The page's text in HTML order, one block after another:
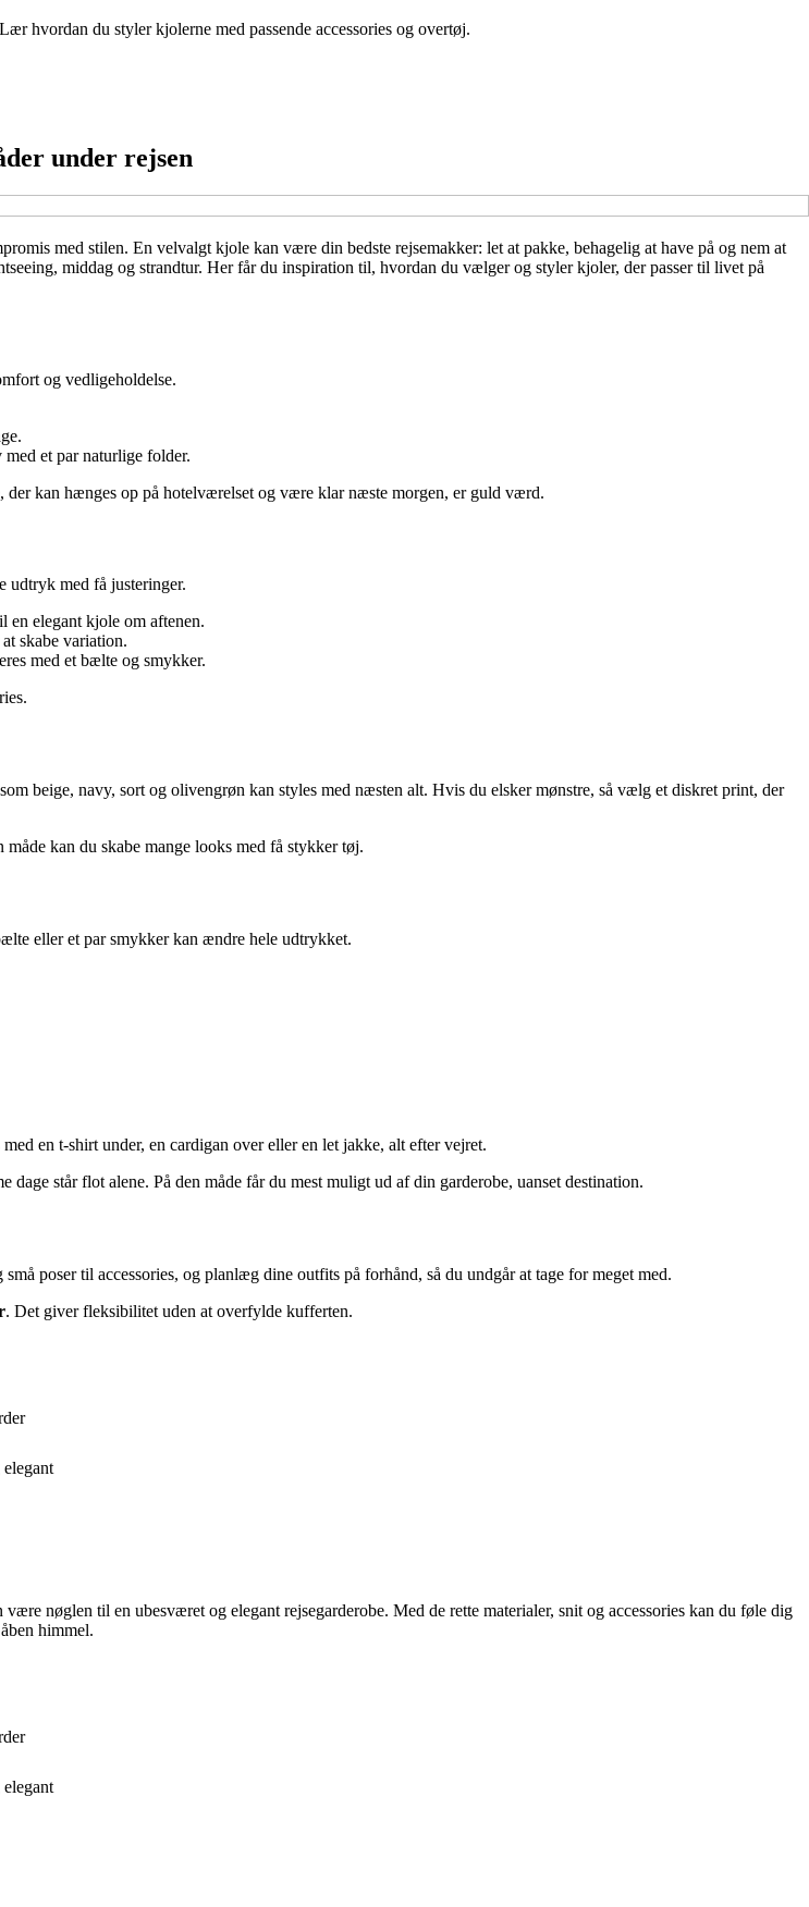
hvordan du styler kjolerne med passende accessories og overtøj.
under rejsen
med stilen. En velvalgt kjole kan være din bedste rejsemakker: let at pakke, behagelig at have på og nem at
middag og strandtur. Her får du inspiration til, hvordan du vælger og styler kjoler, der passer til livet på
og vedligeholdelse.
et par naturlige folder.
kan hænges op på hotelværelset og være klar næste morgen, er guld værd.
udtryk med få justeringer.
en elegant kjole om aftenen.
skabe variation.
med et bælte og smykker.
beige, navy, sort og olivengrøn kan styles med næsten alt. Hvis du elsker mønstre, så vælg et diskret print, der
kan du skabe mange looks med få stykker tøj.
eller et par smykker kan ændre hele udtrykket.
en t-shirt under, en cardigan over eller en let jakke, alt efter vejret.
står flot alene. På den måde får du mest muligt ud af din garderobe, uanset destination.
poser til accessories, og planlæg dine outfits på forhånd, så du undgår at tage for meget med.
. Det giver fleksibilitet uden at overfylde kufferten.
nøglen til en ubesværet og elegant rejsegarderobe. Med de rette materialer, snit og accessories kan du føle dig
himmel.